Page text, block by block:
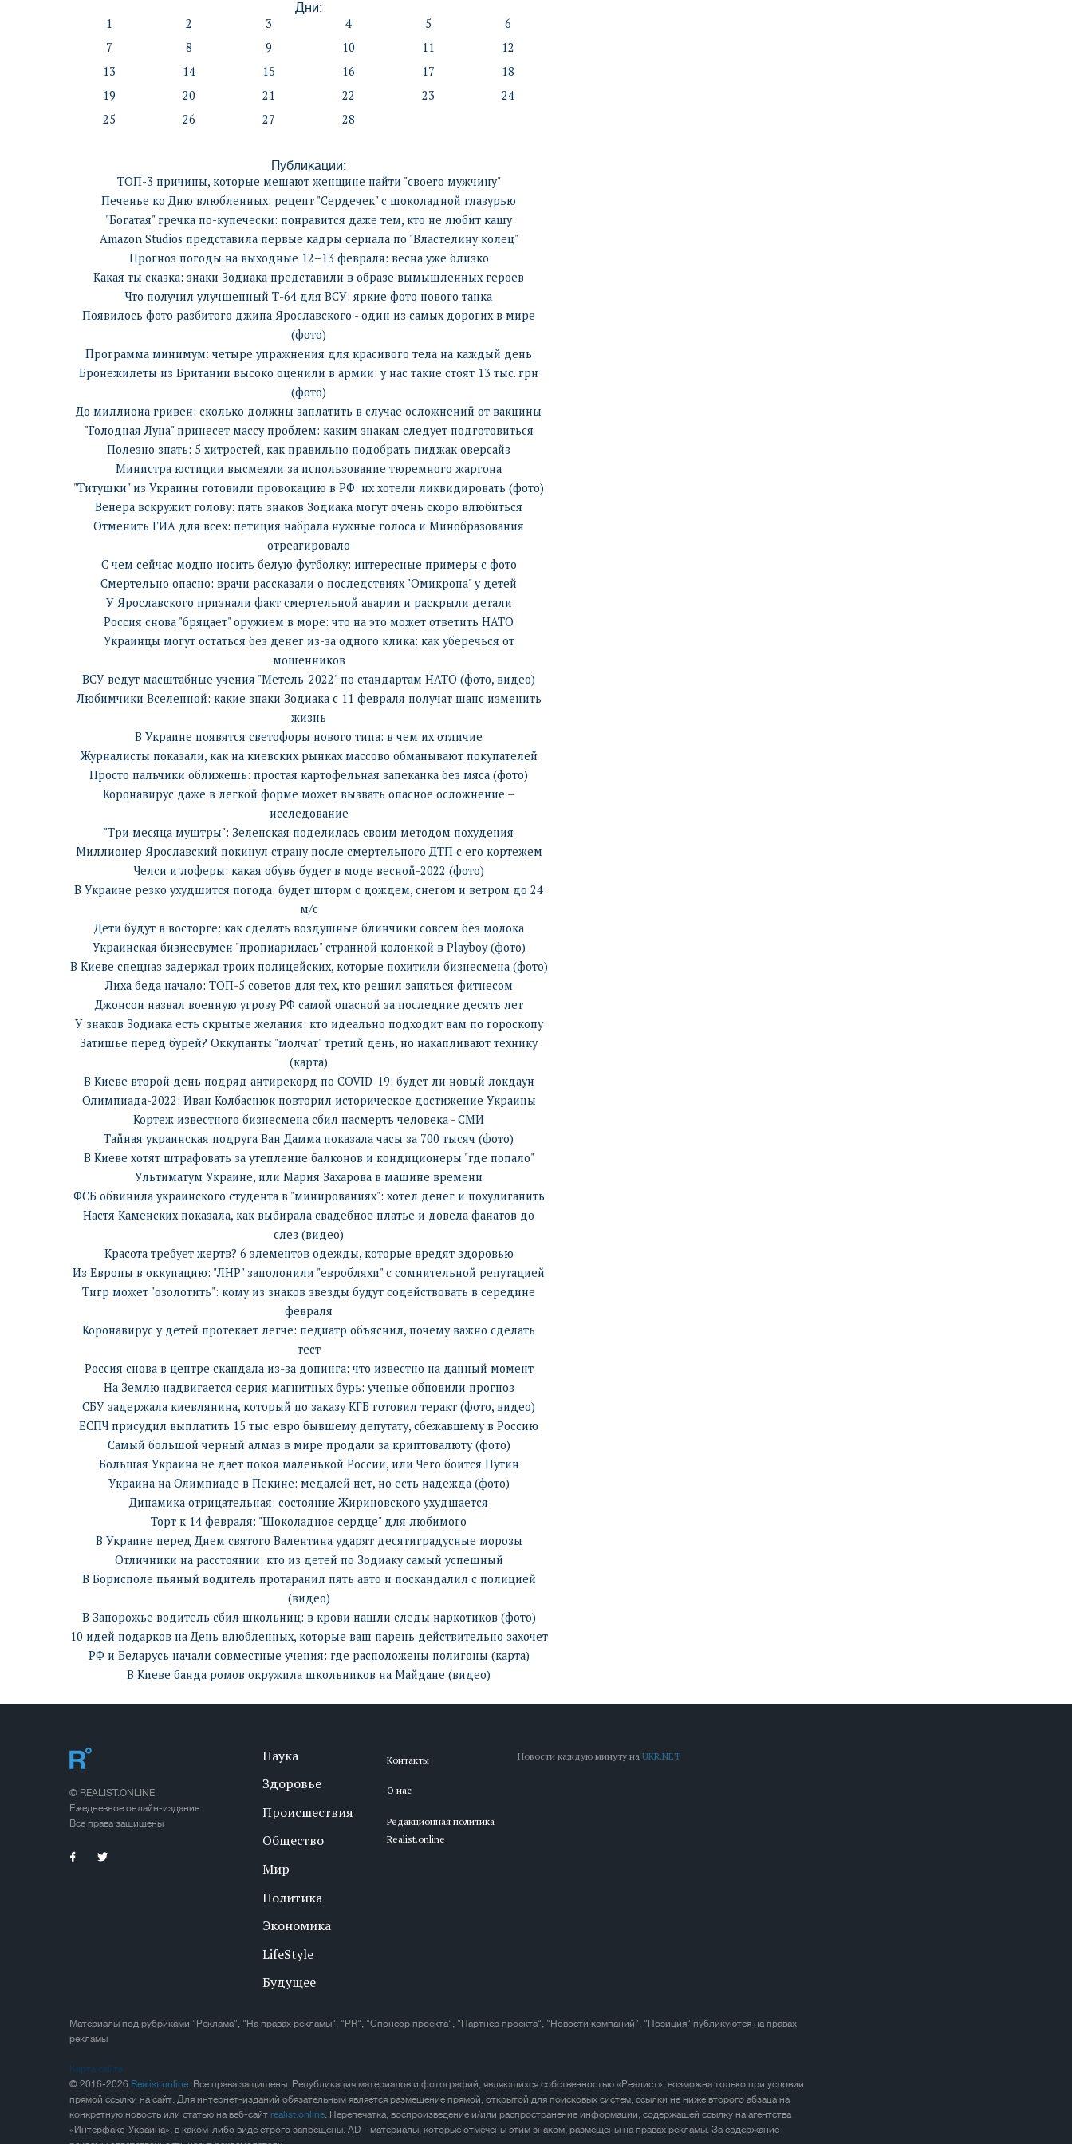
Дни:
1 2 3 4 5
6
7
8 9 10 11
12
13
14 15 16 17
18
19
20 21 22 23
24
25
26 27 28
Публикации:
ТОП-3 причины, которые мешают женщине найти "своего мужчину"
Печенье ко Дню влюбленных: рецепт "Сердечек" с шоколадной глазурью
"Богатая" гречка по-купечески: понравится даже тем, кто не любит кашу
Amazon Studios представила первые кадры сериала по "Властелину колец"
Прогноз погоды на выходные 12–13 февраля: весна уже близко
Какая ты сказка: знаки Зодиака представили в образе вымышленных героев
Что получил улучшенный Т-64 для ВСУ: яркие фото нового танка
Появилось фото разбитого джипа Ярославского - один из самых дорогих в мире
(фото)
Программа минимум: четыре упражнения для красивого тела на каждый день
Бронежилеты из Британии высоко оценили в армии: у нас такие стоят 13 тыс. грн
(фото)
До миллиона гривен: сколько должны заплатить в случае осложнений от вакцины
"Голодная Луна" принесет массу проблем: каким знакам следует подготовиться
Полезно знать: 5 хитростей, как правильно подобрать пиджак оверсайз
Министра юстиции высмеяли за использование тюремного жаргона
"Титушки" из Украины готовили провокацию в РФ: их хотели ликвидировать (фото)
Венера вскружит голову: пять знаков Зодиака могут очень скоро влюбиться
Отменить ГИА для всех: петиция набрала нужные голоса и Минобразования
отреагировало
С чем сейчас модно носить белую футболку: интересные примеры с фото
Смертельно опасно: врачи рассказали о последствиях "Омикрона" у детей
У Ярославского признали факт смертельной аварии и раскрыли детали
Россия снова "бряцает" оружием в море: что на это может ответить НАТО
Украинцы могут остаться без денег из-за одного клика: как уберечься от
мошенников
ВСУ ведут масштабные учения "Метель-2022" по стандартам НАТО (фото, видео)
Любимчики Вселенной: какие знаки Зодиака с 11 февраля получат шанс изменить
жизнь
В Украине появятся светофоры нового типа: в чем их отличие
Журналисты показали, как на киевских рынках массово обманывают покупателей
Просто пальчики оближешь: простая картофельная запеканка без мяса (фото)
Коронавирус даже в легкой форме может вызвать опасное осложнение –
исследование
"Три месяца муштры": Зеленская поделилась своим методом похудения
Миллионер Ярославский покинул страну после смертельного ДТП с его кортежем
Челси и лоферы: какая обувь будет в моде весной-2022 (фото)
В Украине резко ухудшится погода: будет шторм с дождем, снегом и ветром до 24
м/c
Дети будут в восторге: как сделать воздушные блинчики совсем без молока
Украинская бизнесвумен "пропиарилась" странной колонкой в Playboy (фото)
В Киеве спецназ задержал троих полицейских, которые похитили бизнесмена (фото)
Лиха беда начало: ТОП-5 советов для тех, кто решил заняться фитнесом
Джонсон назвал военную угрозу РФ самой опасной за последние десять лет
У знаков Зодиака есть скрытые желания: кто идеально подходит вам по гороскопу
Затишье перед бурей? Оккупанты "молчат" третий день, но накапливают технику
(карта)
В Киеве второй день подряд антирекорд по COVID-19: будет ли новый локдаун
Олимпиада-2022: Иван Колбаснюк повторил историческое достижение Украины
Кортеж известного бизнесмена сбил насмерть человека - СМИ
Тайная украинская подруга Ван Дамма показала часы за 700 тысяч (фото)
В Киеве хотят штрафовать за утепление балконов и кондиционеры "где попало"
Ультиматум Украине, или Мария Захарова в машине времени
ФСБ обвинила украинского студента в "минированиях": хотел денег и похулиганить
Настя Каменских показала, как выбирала свадебное платье и довела фанатов до
слез (видео)
Красота требует жертв? 6 элементов одежды, которые вредят здоровью
Из Европы в оккупацию: "ЛНР" заполонили "евробляхи" с сомнительной репутацией
Тигр может "озолотить": кому из знаков звезды будут содействовать в середине
февраля
Коронавирус у детей протекает легче: педиатр объяснил, почему важно сделать
тест
Россия снова в центре скандала из-за допинга: что известно на данный момент
На Землю надвигается серия магнитных бурь: ученые обновили прогноз
СБУ задержала киевлянина, который по заказу КГБ готовил теракт (фото, видео)
ЕСПЧ присудил выплатить 15 тыс. евро бывшему депутату, сбежавшему в Россию
Самый большой черный алмаз в мире продали за криптовалюту (фото)
Большая Украина не дает покоя маленькой России, или Чего боится Путин
Украина на Олимпиаде в Пекине: медалей нет, но есть надежда (фото)
Динамика отрицательная: состояние Жириновского ухудшается
Торт к 14 февраля: "Шоколадное сердце" для любимого
В Украине перед Днем святого Валентина ударят десятиградусные морозы
Отличники на расстоянии: кто из детей по Зодиаку самый успешный
В Борисполе пьяный водитель протаранил пять авто и поскандалил с полицией
(видео)
В Запорожье водитель сбил школьниц: в крови нашли следы наркотиков (фото)
10 идей подарков на День влюбленных, которые ваш парень действительно захочет
РФ и Беларусь начали совместные учения: где расположены полигоны (карта)
В Киеве банда ромов окружила школьников на Майдане (видео)
© REALIST.ONLINE
Ежедневное онлайн-издание
Все права защищены
Наука
Здоровье
Происшествия
Общество
Мир
Политика
Экономика
LifeStyle
Будущее
Контакты
О нас
Редакционная политика
Realist.online
Новости каждую минуту наUKR.NET
Материалы под рубриками "Реклама", "На правах рекламы", "PR", "Спонсор проекта", "Партнер проекта", "Новости компаний", "Позиция" публикуются на правах
рекламы
Карта сайта
© 2016-2026 Realist.online. Все права защищены. Републикация материалов и фотографий, являющихся собственностью «Реалист», возможна только при условии
прямой ссылки на сайт. Для интернет-изданий обязательным является размещение прямой, открытой для поисковых систем, ссылки не ниже второго абзаца на
конкретную новость или статью на веб-сайтrealist.online. Перепечатка, воспроизведение и/или распространение информации, содержащей ссылку на агентства
«Интерфакс-Украина», в каком-либо виде строго запрещены. AD – материалы, которые отмечены этим знаком, размещены на правах рекламы. За содержание